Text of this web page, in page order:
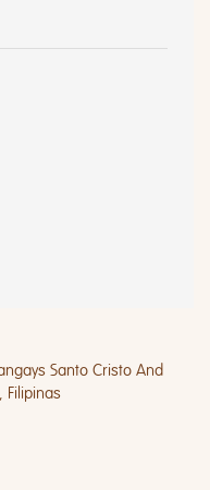
Santo Cristo And
Filipinas